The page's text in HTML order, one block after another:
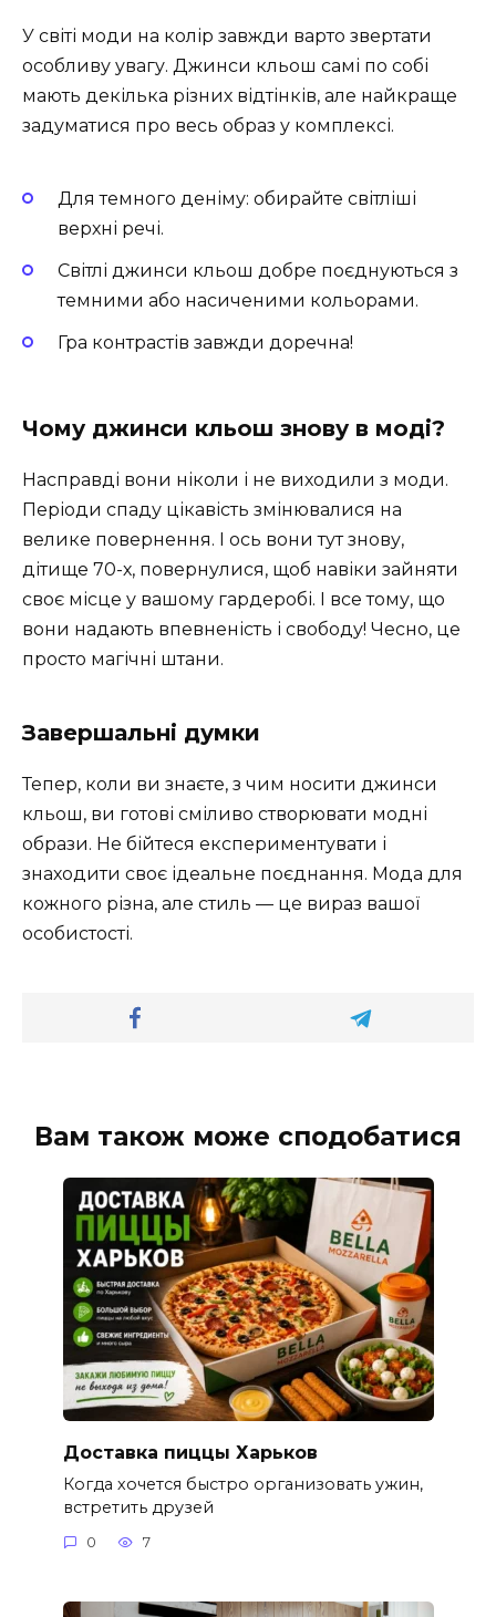
У світі моди на колір завжди варто звертати
особливу увагу. Джинси кльош самі по собі
мають декілька різних відтінків, але найкраще
задуматися про весь образ у комплексі.
Для темного деніму: обирайте світліші
верхні речі.
Світлі джинси кльош добре поєднуються з
темними або насиченими кольорами.
Гра контрастів завжди доречна!
Чому джинси кльош знову в моді?
Насправді вони ніколи і не виходили з моди.
Періоди спаду цікавість змінювалися на
велике повернення. І ось вони тут знову,
дітище 70-х, повернулися, щоб навіки зайняти
своє місце у вашому гардеробі. І все тому, що
вони надають впевненість і свободу! Чесно, це
просто магічні штани.
Завершальні думки
Тепер, коли ви знаєте, з чим носити джинси
кльош, ви готові сміливо створювати модні
образи. Не бійтеся експериментувати і
знаходити своє ідеальне поєднання. Мода для
кожного різна, але стиль — це вираз вашої
особистості.
Вам також може сподобатися
Доставка пиццы Харьков
Когда хочется быстро организовать ужин,
встретить друзей
0 7